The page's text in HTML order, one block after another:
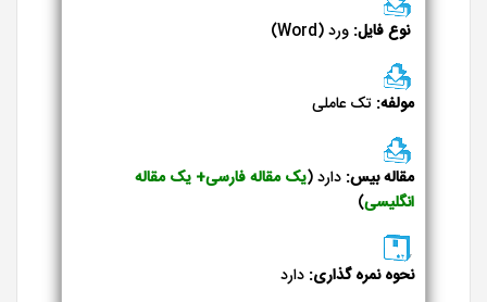
نوع فایل: ورد (Word)
مولفه: تک عاملی
مقاله بیس: دارد (یکمقاله فارسی+ یک مقاله
انگلیسی)
نحوه نمره گذاری: دارد